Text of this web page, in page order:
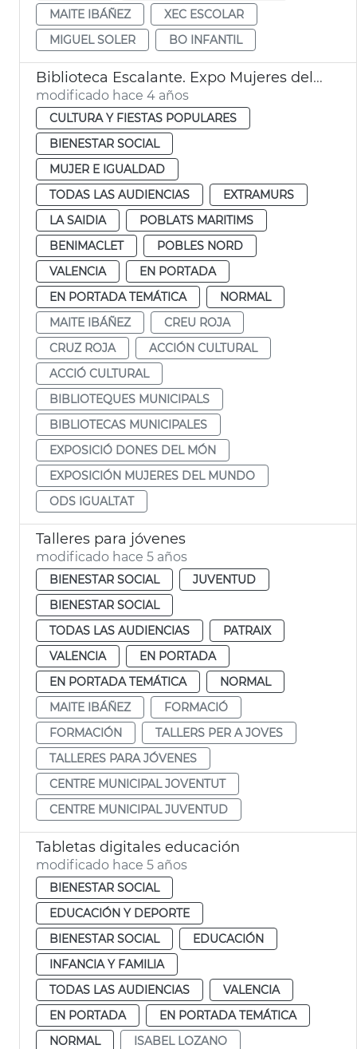
MAITE IBÁÑEZ
XEC ESCOLAR
MIGUEL SOLER
BO INFANTIL
Biblioteca Escalante. Expo Mujeres del Mundo
modificado hace 4 años
CULTURA Y FIESTAS POPULARES
BIENESTAR SOCIAL
MUJER E IGUALDAD
TODAS LAS AUDIENCIAS
EXTRAMURS
LA SAIDIA
POBLATS MARITIMS
BENIMACLET
POBLES NORD
VALENCIA
EN PORTADA
EN PORTADA TEMÁTICA
NORMAL
MAITE IBÁÑEZ
CREU ROJA
CRUZ ROJA
ACCIÓN CULTURAL
ACCIÓ CULTURAL
BIBLIOTEQUES MUNICIPALS
BIBLIOTECAS MUNICIPALES
EXPOSICIÓ DONES DEL MÓN
EXPOSICIÓN MUJERES DEL MUNDO
ODS IGUALTAT
Talleres para jóvenes
modificado hace 5 años
BIENESTAR SOCIAL
JUVENTUD
BIENESTAR SOCIAL
TODAS LAS AUDIENCIAS
PATRAIX
VALENCIA
EN PORTADA
EN PORTADA TEMÁTICA
NORMAL
MAITE IBÁÑEZ
FORMACIÓ
FORMACIÓN
TALLERS PER A JOVES
TALLERES PARA JÓVENES
CENTRE MUNICIPAL JOVENTUT
CENTRE MUNICIPAL JUVENTUD
Tabletas digitales educación
modificado hace 5 años
BIENESTAR SOCIAL
EDUCACIÓN Y DEPORTE
BIENESTAR SOCIAL
EDUCACIÓN
INFANCIA Y FAMILIA
TODAS LAS AUDIENCIAS
VALENCIA
EN PORTADA
EN PORTADA TEMÁTICA
NORMAL
ISABEL LOZANO